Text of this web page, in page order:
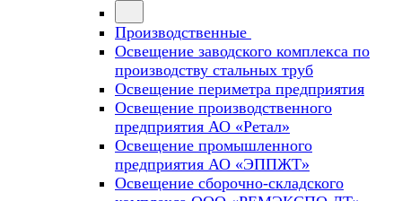
Производственные
Освещение заводского комплекса по
производству стальных труб
Освещение периметра предприятия
Освещение производственного
предприятия АО «Ретал»
Освещение промышленного
предприятия АО «ЭППЖТ»
Освещение сборочно-складского